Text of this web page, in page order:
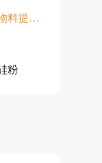
粮食颗粒斗式提升机粉状物料提升机
粉